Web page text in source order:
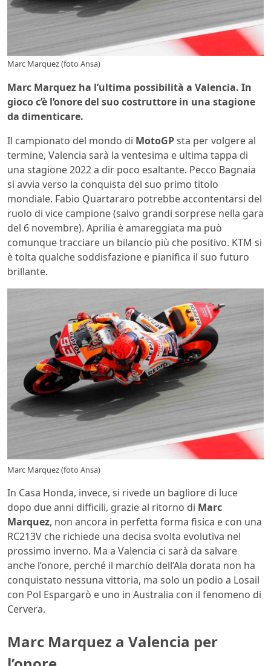
Marc Marquez (foto Ansa)
Marc Marquez ha l’ultima possibilità a Valencia. In
gioco c’è l’onore del suo costruttore in una stagione
da dimenticare.
Il campionato del mondo di MotoGPsta per volgere al
termine, Valencia sarà la ventesima e ultima tappa di
una stagione 2022 a dir poco esaltante. Pecco Bagnaia
si avvia verso la conquista del suo primo titolo
mondiale. Fabio Quartararo potrebbe accontentarsi del
ruolo di vice campione (salvo grandi sorprese nella gara
del 6 novembre). Aprilia è amareggiata ma può
comunque tracciare un bilancio più che positivo. KTM si
è tolta qualche soddisfazione e pianifica il suo futuro
brillante.
Marc Marquez (foto Ansa)
In Casa Honda, invece, si rivede un bagliore di luce
dopo due anni difficili, grazie al ritorno di Marc
Marquez, non ancora in perfetta forma fisica e con una
RC213V che richiede una decisa svolta evolutiva nel
prossimo inverno. Ma a Valencia ci sarà da salvare
anche l’onore, perché il marchio dell’Ala dorata non ha
conquistato nessuna vittoria, ma solo un podio a Losail
con Pol Espargarò e uno in Australia con il fenomeno di
Cervera.
Marc Marquez a Valencia per